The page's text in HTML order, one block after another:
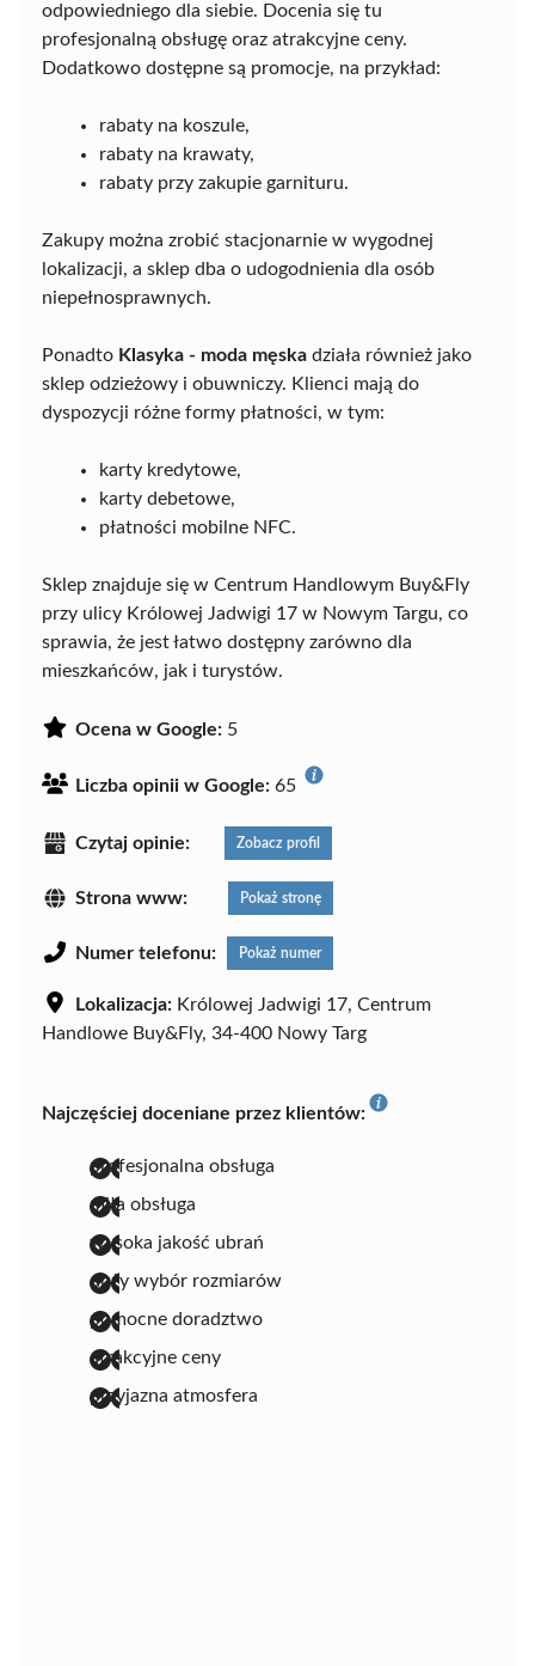
odpowiedniego dla siebie. Docenia się tu
profesjonalną obsługę oraz atrakcyjne ceny.
Dodatkowo dostępne są promocje, na przykład:
rabaty na koszule,
rabaty na krawaty,
rabaty przy zakupie garnituru.
Zakupy można zrobić stacjonarnie w wygodnej
lokalizacji, a sklep dba o udogodnienia dla osób
niepełnosprawnych.
Ponadto Klasyka - moda męska działa również jako
sklep odzieżowy i obuwniczy. Klienci mają do
dyspozycji różne formy płatności, w tym:
karty kredytowe,
karty debetowe,
płatności mobilne NFC.
Sklep znajduje się w Centrum Handlowym Buy&Fly
przy ulicy Królowej Jadwigi 17 w Nowym Targu, co
sprawia, że jest łatwo dostępny zarówno dla
mieszkańców, jak i turystów.
Ocena w Google: 5
Liczba opinii w Google: 65
Czytaj opinie: Zobacz profil
Strona www: Pokaż stronę
Numer telefonu: Pokaż numer
Lokalizacja: Królowej Jadwigi 17, Centrum
Handlowe Buy&Fly, 34-400 Nowy Targ
Najczęściej doceniane przez klientów:
profesjonalna obsługa
miła obsługa
wysoka jakość ubrań
duży wybór rozmiarów
pomocne doradztwo
atrakcyjne ceny
przyjazna atmosfera